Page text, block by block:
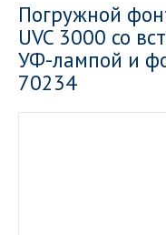
Погружной
UVC 3000 со
УФ-лампой и
70234